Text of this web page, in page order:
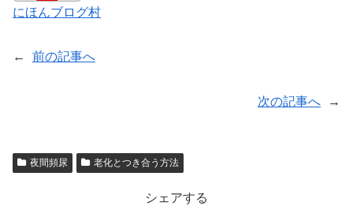
にほんブログ村
← 前の記事へ
次の記事へ →
夜間頻尿 老化とつき合う方法
シェアする